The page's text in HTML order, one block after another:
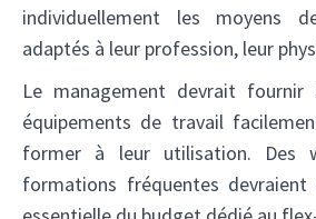
individuellement les moyens
adaptés à leur profession, leur
Le management devrait fournir
équipements de travail
former à leur utilisation. Des
formations fréquentes